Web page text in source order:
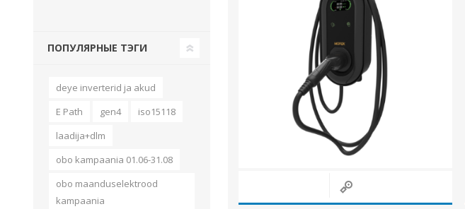
ПОПУЛЯРНЫЕ ТЭГИ
deye inverterid ja akud
E Path
gen4
iso15118
laadija+dlm
obo kampaania 01.06-31.08
obo maanduselektrood
kampaania